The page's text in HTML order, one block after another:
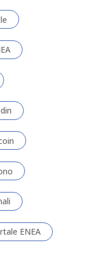
ENEA